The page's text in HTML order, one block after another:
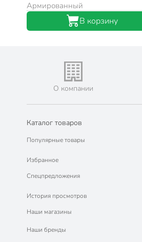
Армированный
В корзину
О компании
Каталог товаров
Популярные товары
Избранное
Спецпредложения
История просмотров
Наши магазины
Наши бренды